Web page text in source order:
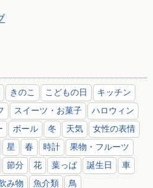
きのこ こどもの日
キッチン
スイーツ・お菓子
ハロウィン
ボール 冬 天気
女性の表情
星 春 時計
果物・フルーツ
節分 花 葉っぱ 誕生日
車
み物 魚介類 鳥